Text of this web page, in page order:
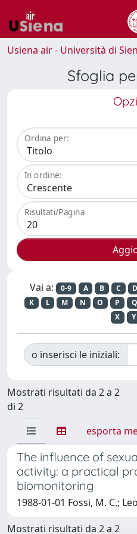
Usiena air - Università di
Sfoglia
Ordina per:
In ordine:
Risultati/Pagina
Vai a: 0-9 A B C D
K
L M N O P Q
X
Y
o inserisci le iniziali:
Mostrati risultati da 2 a 2
di 2
esporta
The influence of
activity: a practical
biomonitoring
1988-01-01 Fossi, M. C.;
Mostrati risultati da 2 a 2